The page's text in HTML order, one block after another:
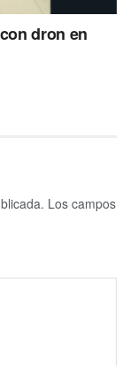
dron en
Los campos